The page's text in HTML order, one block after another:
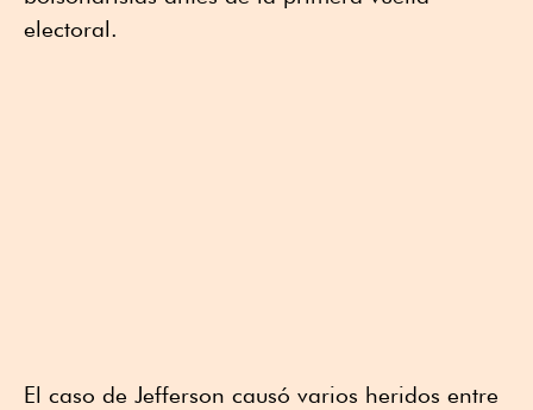
electoral.
El caso de Jefferson causó varios heridos entre